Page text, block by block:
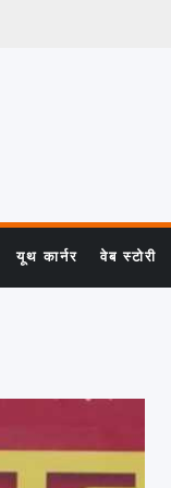
यूथ कार्नर वेब स्टोरी